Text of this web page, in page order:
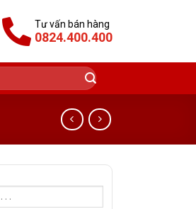
Tư vấn bán hàng
0824.400.400